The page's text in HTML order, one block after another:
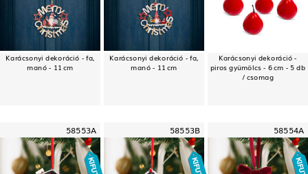
Karácsonyi dekoráció - fa,
manó - 11 cm
Karácsonyi dekoráció - fa,
manó - 11 cm
Karácsonyi dekoráció -
piros gyümölcs - 6 cm - 5 db
/ csomag
58553A 58553B 58554A